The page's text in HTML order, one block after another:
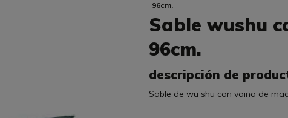
96cm.
Sable wushu
96cm.
descripción de
Sable de wu shu con vaina de